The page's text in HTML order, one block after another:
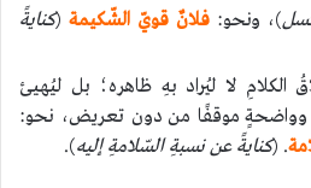
)، ونحو: فلانٌ قويّ الشّكيمة (كنايةً
الكلامِ لا ليُراد بهِ ظاهره؛ بل ليُهيئ
وواضحةٍ موقفًا من دون تعريض، نحو:
. (كنايةً عن نسبةِ السّلامةِ إليه).